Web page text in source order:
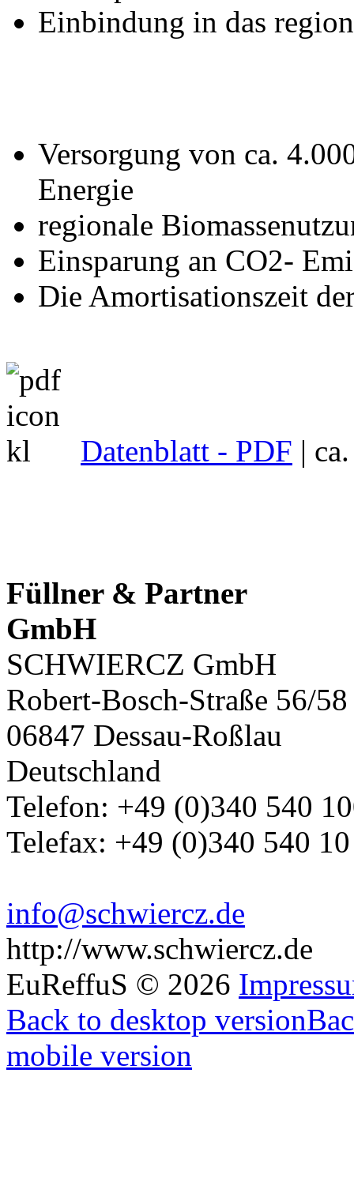
Einbindung in das
Versorgung von ca.
Energie
regionale
Einsparung an CO2-
Die Amortisationszeit
Datenblatt - PDF |
Füllner & Partner
GmbH
SCHWIERCZ GmbH
Robert-Bosch-Straße 56/58
06847 Dessau-Roßlau
Deutschland
Telefon: +49 (0)340 540
Telefax: +49 (0)340 540
info@schwiercz.de
http://www.schwiercz.de
EuReffuS © 2026
Back to desktop version
mobile version